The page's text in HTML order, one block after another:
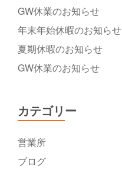
GW休業のお知らせ
年末年始休暇のお知らせ
夏期休暇のお知らせ
GW休業のお知らせ
カテゴリー
営業所
ブログ